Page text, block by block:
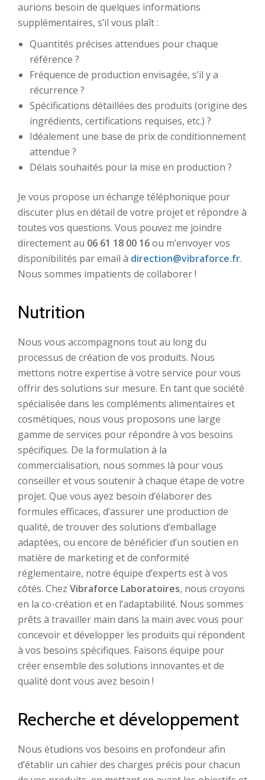
aurions besoin de quelques informations
supplémentaires, s’il vous plaît :
Quantités précises attendues pour chaque
référence ?
Fréquence de production envisagée, s’il y a
récurrence ?
Spécifications détaillées des produits (origine des
ingrédients, certifications requises, etc.) ?
Idéalement une base de prix de conditionnement
attendue ?
Délais souhaités pour la mise en production ?
Je vous propose un échange téléphonique pour
discuter plus en détail de votre projet et répondre à
toutes vos questions. Vous pouvez me joindre
directement au 06 61 18 00 16ou m’envoyer vos
disponibilités par email à direction@vibraforce.fr.
Nous sommes impatients de collaborer !
Nutrition
Nous vous accompagnons tout au long du
processus de création de vos produits. Nous
mettons notre expertise à votre service pour vous
offrir des solutions sur mesure. En tant que société
spécialisée dans les compléments alimentaires et
cosmétiques, nous vous proposons une large
gamme de services pour répondre à vos besoins
spécifiques. De la formulation à la
commercialisation, nous sommes là pour vous
conseiller et vous soutenir à chaque étape de votre
projet. Que vous ayez besoin d’élaborer des
formules efficaces, d’assurer une production de
qualité, de trouver des solutions d’emballage
adaptées, ou encore de bénéficier d’un soutien en
matière de marketing et de conformité
réglementaire, notre équipe d’experts est à vos
côtés. Chez Vibraforce Laboratoires, nous croyons
en la co-création et en l’adaptabilité. Nous sommes
prêts à travailler main dans la main avec vous pour
concevoir et développer les produits qui répondent
à vos besoins spécifiques. Faisons équipe pour
créer ensemble des solutions innovantes et de
qualité dont vous avez besoin !
Recherche et développement
Nous étudions vos besoins en profondeur afin
d’établir un cahier des charges précis pour chacun